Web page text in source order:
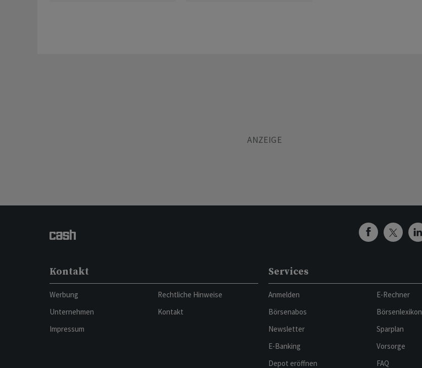
Kontakt
Werbung
Unternehmen
Impressum
Rechtliche Hinweise
Kontakt
Services
Anmelden
Börsenabos
Newsletter
E-Banking
Depot eröffnen
E-Rechner
Börsenlexikon
Sparplan
Vorsorge
FAQ